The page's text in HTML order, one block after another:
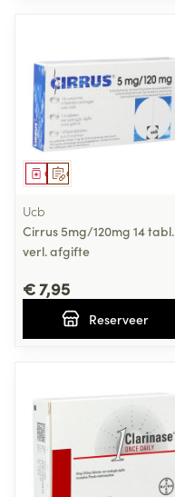
Op voorschrift
Geneesmiddel
Ucb
Cirrus 5mg/120mg 14 tabl.
verl. afgifte
€ 7,95
Reserveer